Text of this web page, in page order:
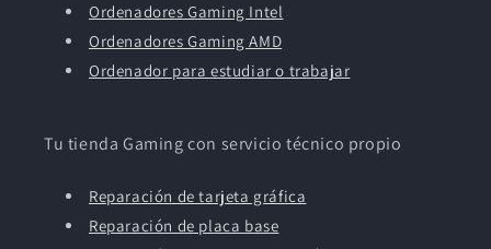
Ordenadores Gaming Intel
Ordenadores Gaming AMD
Ordenador para estudiar o trabajar
Tu tienda Gaming con servicio técnico propio
Reparación de tarjeta gráfica
Reparación de placa base